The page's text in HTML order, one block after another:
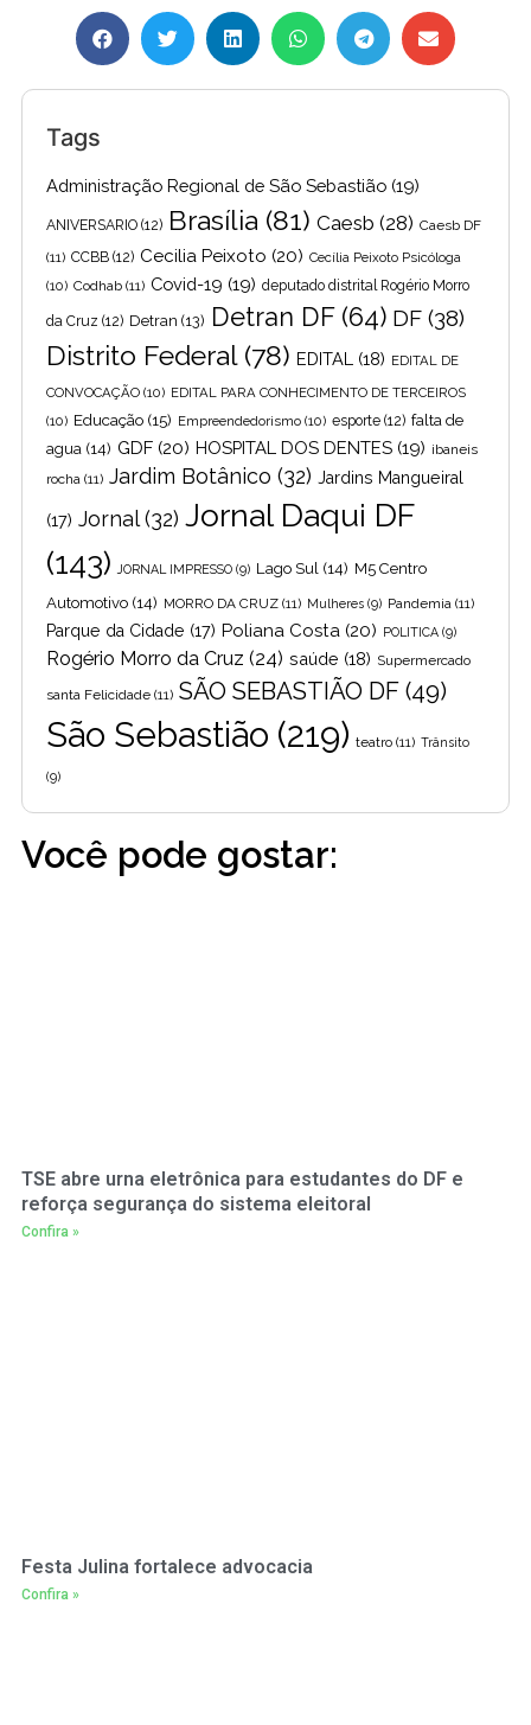
Tags
Administração Regional de São Sebastião (19)
ANIVERSARIO (12) Brasília (81) Caesb (28) Caesb DF
(11) CCBB (12) Cecilia Peixoto (20) Cecília Peixoto Psicóloga
(10) Codhab (11) Covid-19 (19) deputado distrital Rogério Morro
da Cruz (12) Detran (13) Detran DF(64) DF (38)
Distrito Federal(78) EDITAL (18) EDITAL DE
CONVOCAÇÃO (10) EDITAL PARA CONHECIMENTO DE TERCEIROS
(10) Educação (15) Empreendedorismo (10) esporte (12) falta de
agua (14) GDF (20) HOSPITAL DOS DENTES (19) ibaneis
rocha (11) Jardim Botânico (32) Jardins Mangueiral
(17) Jornal(32) Jornal Daqui DF
(143)
JORNAL IMPRESSO (9) Lago Sul (14) M5 Centro
Automotivo (14) MORRO DA CRUZ (11) Mulheres (9) Pandemia (11)
Parque da Cidade (17) Poliana Costa (20) POLITICA (9)
Rogério Morro da Cruz (24) saúde (18) Supermercado
santa Felicidade (11) SÃO SEBASTIÃO DF (49)
São Sebastião (219) teatro (11) Trânsito
(9)
Você pode gostar:
TSE abre urna eletrônica para estudantes do DF e
reforça segurança do sistema eleitoral
Confira »
Festa Julina fortalece advocacia
Confira »